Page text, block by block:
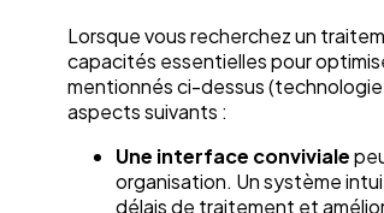
Lorsque vous recherchez un
capacités essentielles pour
mentionnés ci-dessus
aspects suivants :
Une interface conviviale
organisation. Un système
délais de traitement et